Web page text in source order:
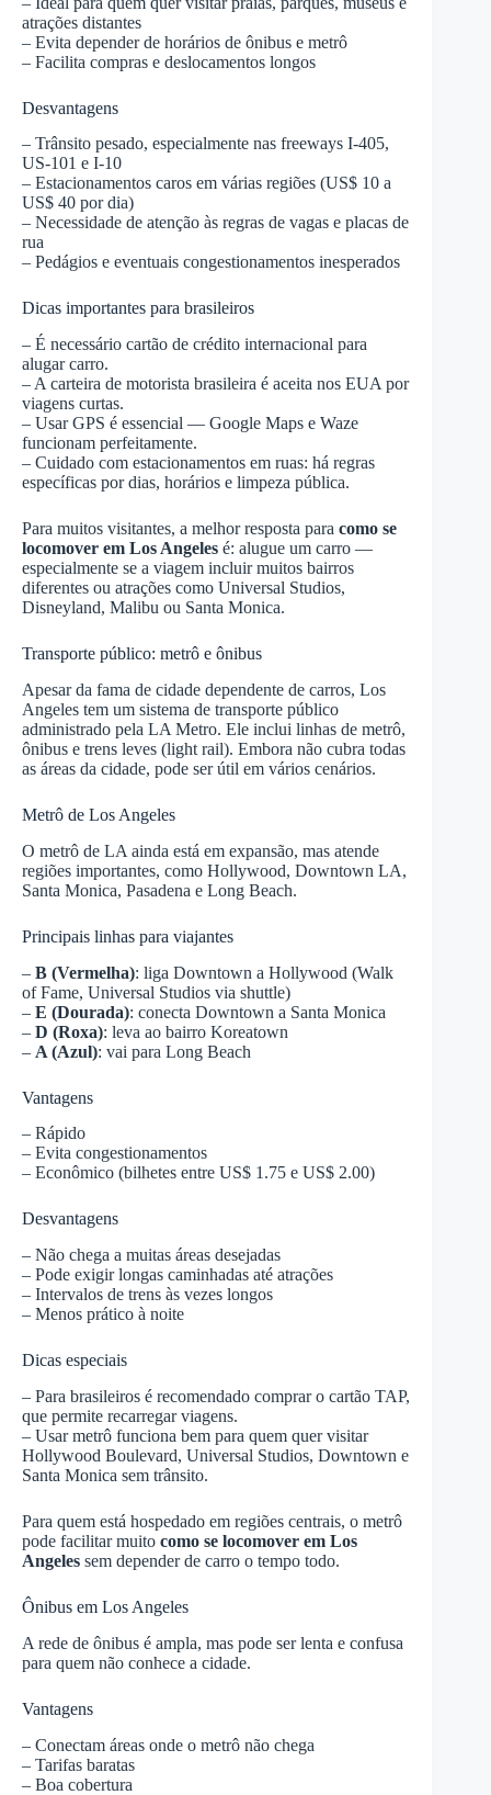
atrações distantes
– Evita depender de horários de ônibus e metrô
– Facilita compras e deslocamentos longos
Desvantagens
– Trânsito pesado, especialmente nas freeways I-405,
US-101 e I-10
– Estacionamentos caros em várias regiões (US$ 10 a
US$ 40 por dia)
– Necessidade de atenção às regras de vagas e placas de
rua
– Pedágios e eventuais congestionamentos inesperados
Dicas importantes para brasileiros
– É necessário cartão de crédito internacional para
alugar carro.
– A carteira de motorista brasileira é aceita nos EUA por
viagens curtas.
– Usar GPS é essencial — Google Maps e Waze
funcionam perfeitamente.
– Cuidado com estacionamentos em ruas: há regras
específicas por dias, horários e limpeza pública.
Para muitos visitantes, a melhor resposta para como se
locomover em Los Angeles é: alugue um carro —
especialmente se a viagem incluir muitos bairros
diferentes ou atrações como Universal Studios,
Disneyland, Malibu ou Santa Monica.
Transporte público: metrô e ônibus
Apesar da fama de cidade dependente de carros, Los
Angeles tem um sistema de transporte público
administrado pela LA Metro. Ele inclui linhas de metrô,
ônibus e trens leves (light rail). Embora não cubra todas
as áreas da cidade, pode ser útil em vários cenários.
Metrô de Los Angeles
O metrô de LA ainda está em expansão, mas atende
regiões importantes, como Hollywood, Downtown LA,
Santa Monica, Pasadena e Long Beach.
Principais linhas para viajantes
– B (Vermelha): liga Downtown a Hollywood (Walk
of Fame, Universal Studios via shuttle)
– E (Dourada): conecta Downtown a Santa Monica
– D (Roxa): leva ao bairro Koreatown
– A (Azul): vai para Long Beach
Vantagens
– Rápido
– Evita congestionamentos
– Econômico (bilhetes entre US$ 1.75 e US$ 2.00)
Desvantagens
– Não chega a muitas áreas desejadas
– Pode exigir longas caminhadas até atrações
– Intervalos de trens às vezes longos
– Menos prático à noite
Dicas especiais
– Para brasileiros é recomendado comprar o cartão TAP,
que permite recarregar viagens.
– Usar metrô funciona bem para quem quer visitar
Hollywood Boulevard, Universal Studios, Downtown e
Santa Monica sem trânsito.
Para quem está hospedado em regiões centrais, o metrô
pode facilitar muito como se locomover em Los
Angeles sem depender de carro o tempo todo.
Ônibus em Los Angeles
A rede de ônibus é ampla, mas pode ser lenta e confusa
para quem não conhece a cidade.
Vantagens
– Conectam áreas onde o metrô não chega
– Tarifas baratas
– Boa cobertura